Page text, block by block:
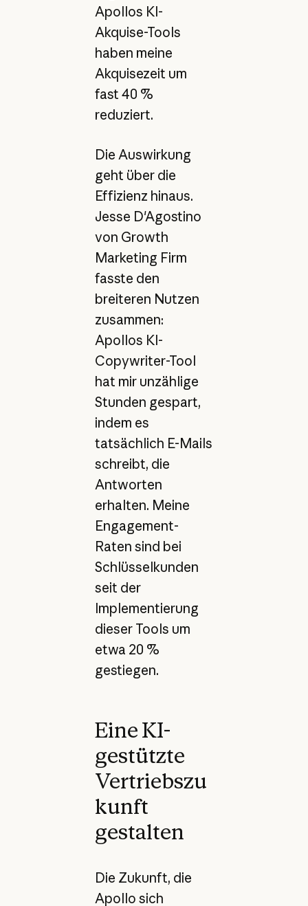
Apollos KI-
Akquise-Tools
haben meine
Akquisezeit um
fast 40 %
reduziert.
Die Auswirkung
geht über die
Effizienz hinaus.
Jesse D'Agostino
von Growth
Marketing Firm
fasste den
breiteren Nutzen
zusammen:
Apollos KI-
Copywriter-Tool
hat mir unzählige
Stunden gespart,
indem es
tatsächlich E-Mails
schreibt, die
Antworten
erhalten. Meine
Engagement-
Raten sind bei
Schlüsselkunden
seit der
Implementierung
dieser Tools um
etwa 20 %
gestiegen.
Eine KI-
gestützte
Vertriebszu
kunft
gestalten
Die Zukunft, die
Apollo sich